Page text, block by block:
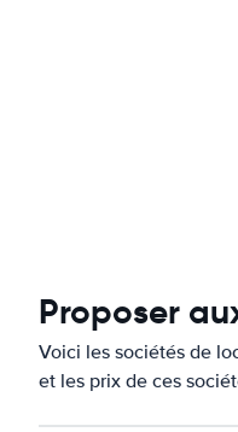
Proposer
Voici les sociétés de
et les prix de ces